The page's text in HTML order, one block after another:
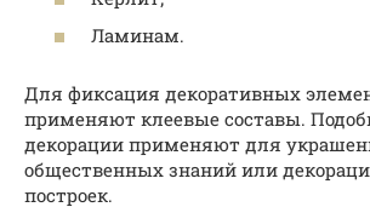
Ламинам.
Для фиксация декоративных
применяют клеевые составы.
декорации применяют для
общественных знаний или
построек.